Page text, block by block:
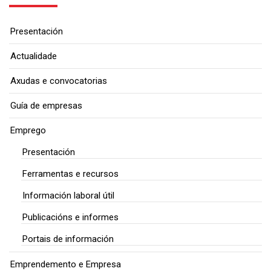
Presentación
Actualidade
Axudas e convocatorias
Guía de empresas
Emprego
Presentación
Ferramentas e recursos
Información laboral útil
Publicacións e informes
Portais de información
Emprendemento e Empresa